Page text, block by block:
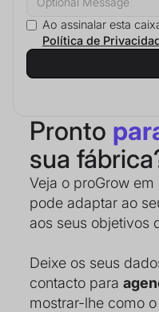
Pronto
sua
Veja o proGrow
pode adaptar ao
aos seus objetivos
Deixe os seus
contacto para
mostrar-lhe como
Ao assinalar esta
Política de